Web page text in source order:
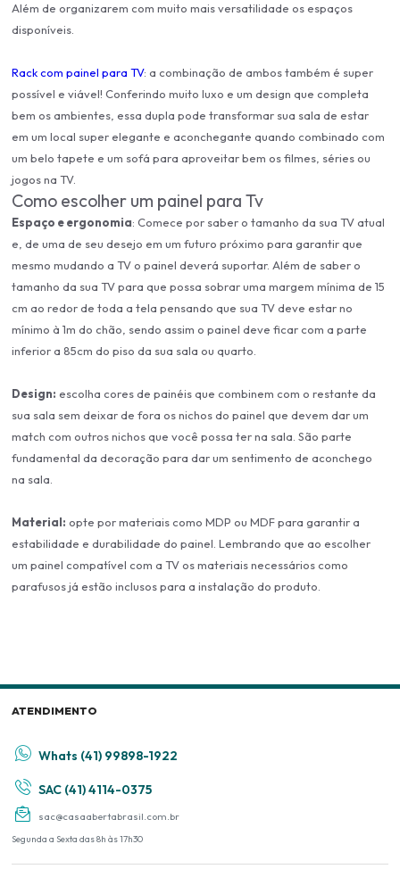
Além de organizarem com muito mais versatilidade os espaços
disponíveis.
Rack com painel para TV: a combinação de ambos também é super
possível e viável! Conferindo muito luxo e um design que completa
bem os ambientes, essa dupla pode transformar sua sala de estar
em um local super elegante e aconchegante quando combinado com
um belo tapete e um sofá para aproveitar bem os filmes, séries ou
jogos na TV.
Como escolher um painel para Tv
Espaço e ergonomia: Comece por saber o tamanho da sua TV atual
e, de uma de seu desejo em um futuro próximo para garantir que
mesmo mudando a TV o painel deverá suportar. Além de saber o
tamanho da sua TV para que possa sobrar uma margem mínima de 15
cm ao redor de toda a tela pensando que sua TV deve estar no
mínimo à 1m do chão, sendo assim o painel deve ficar com a parte
inferior a 85cm do piso da sua sala ou quarto.
Design: escolha cores de painéis que combinem com o restante da
sua sala sem deixar de fora os nichos do painel que devem dar um
match com outros nichos que você possa ter na sala. São parte
fundamental da decoração para dar um sentimento de aconchego
na sala.
Material: opte por materiais como MDP ou MDF para garantir a
estabilidade e durabilidade do painel. Lembrando que ao escolher
um painel compatível com a TV os materiais necessários como
parafusos já estão inclusos para a instalação do produto.
ATENDIMENTO
Whats (41) 99898-1922
SAC (41) 4114-0375
sac@casaabertabrasil.com.br
Segunda a Sexta das 8h às 17h30